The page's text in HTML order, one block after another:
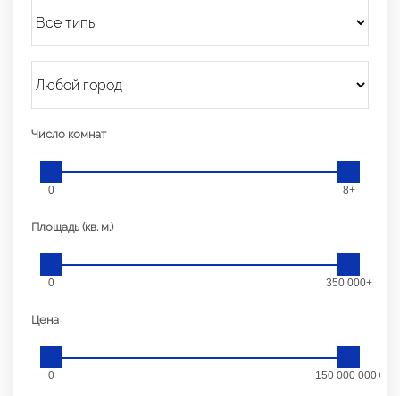
Число комнат
0 8+
Площадь (кв. м.)
0 350 000+
Цена
0 150 000 000+